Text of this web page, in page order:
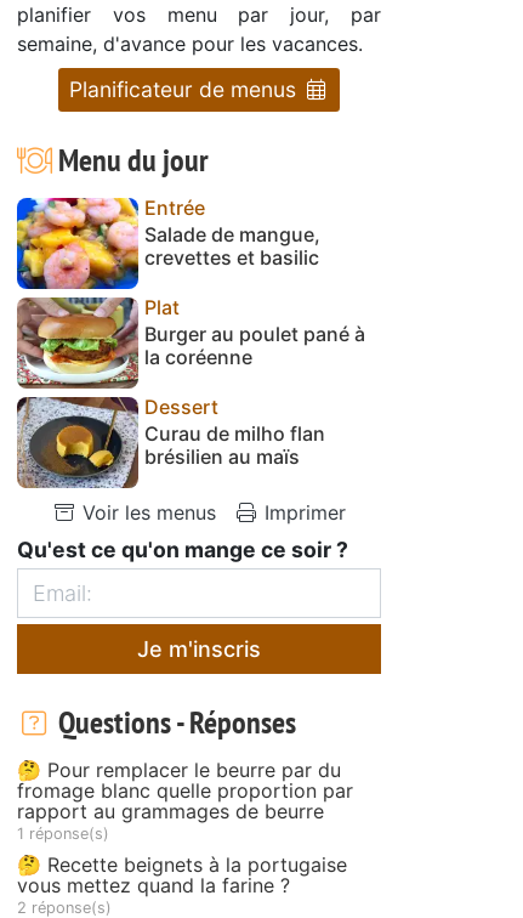
planifier vos menu par jour, par
semaine, d'avance pour les vacances.
Planificateur de menus
Menu du jour
Entrée
Salade de mangue,
crevettes et basilic
Plat
Burger au poulet pané à
la coréenne
Dessert
Curau de milho flan
brésilien au maïs
Voir les menus Imprimer
Qu'est ce qu'on mange ce soir ?
Je m'inscris
Questions - Réponses
🤔 Pour remplacer le beurre par du
fromage blanc quelle proportion par
rapport au grammages de beurre
1 réponse(s)
🤔 Recette beignets à la portugaise
vous mettez quand la farine ?
2 réponse(s)